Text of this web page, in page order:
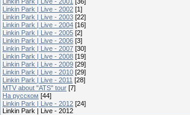
Linkin Park | Live - 2002 [1]
Linkin Park | Live - 2003 [22]
Linkin Park | Live - 2004 [16]
Linkin Park | Live - 2005 [2]
Linkin Park | Live - 2006 [3]
Linkin Park | Live - 2007 [30]
Linkin Park | Live - 2008 [19]
Linkin Park | Live - 2009 [29]
Linkin Park | Live - 2010 [29]
Linkin Park | Live - 2011 [28]
MTV about "ATS" tour [7]
На русском [44]
Linkin Park | Live - 2012 [24]
Linkin Park | Live - 2012